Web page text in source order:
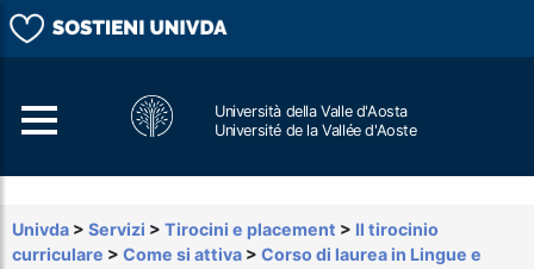
Università della Valle d'Aosta
Université de la Vallée d'Aoste
Univda > Servizi > Tirocini e placement > Il tirocinio
curriculare > Come si attiva > Corso di laurea in Lingue e